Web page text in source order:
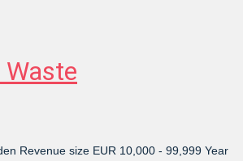
Revenue size EUR 10,000 - 99,999 Year